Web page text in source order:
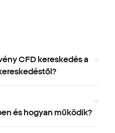
CFD kereskedés a
és hogyan működik?